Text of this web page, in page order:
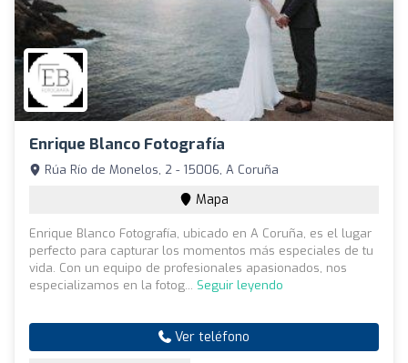
Enrique Blanco Fotografía
Rúa Río de Monelos, 2 - 15006, A Coruña
Mapa
Enrique Blanco Fotografía, ubicado en A Coruña, es el lugar
perfecto para capturar los momentos más especiales de tu
vida. Con un equipo de profesionales apasionados, nos
especializamos en la fotog... Seguir leyendo
Ver teléfono